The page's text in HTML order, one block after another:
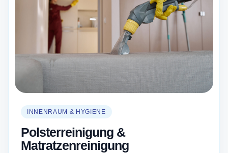
INNENRAUM & HYGIENE
Polsterreinigung &
Matratzenreinigung